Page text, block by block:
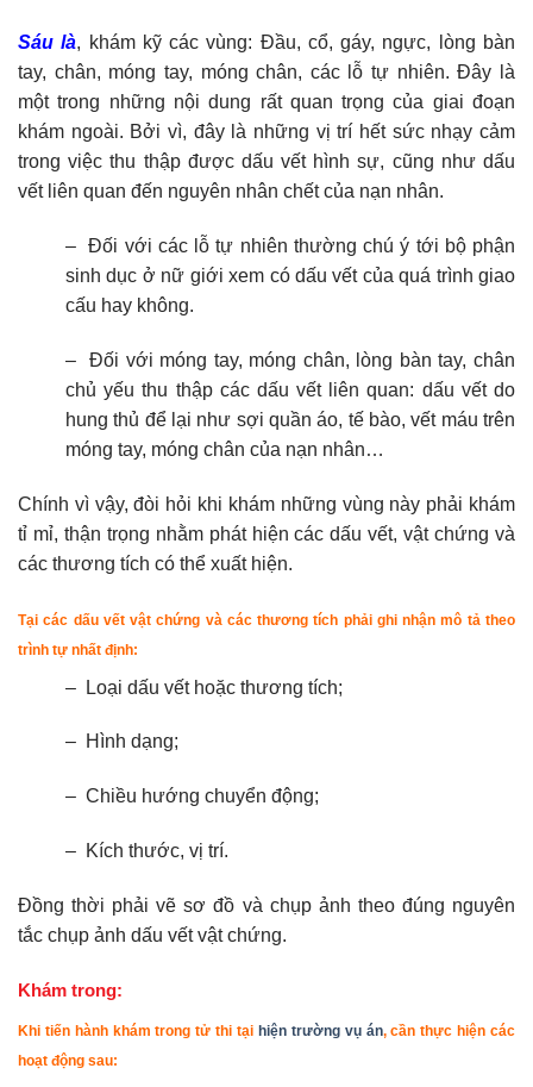
Sáu là, khám kỹ các vùng: Đầu, cổ, gáy, ngực, lòng bàn
tay, chân, móng tay, móng chân, các lỗ tự nhiên. Đây là
một trong những nội dung rất quan trọng của giai đoạn
khám ngoài. Bởi vì, đây là những vị trí hết sức nhạy cảm
trong việc thu thập được dấu vết hình sự, cũng như dấu
vết liên quan đến nguyên nhân chết của nạn nhân.
– Đối với các lỗ tự nhiên thường chú ý tới bộ phận
sinh dục ở nữ giới xem có dấu vết của quá trình giao
cấu hay không.
– Đối với móng tay, móng chân, lòng bàn tay, chân
chủ yếu thu thập các dấu vết liên quan: dấu vết do
hung thủ để lại như sợi quần áo, tế bào, vết máu trên
móng tay, móng chân của nạn nhân…
Chính vì vậy, đòi hỏi khi khám những vùng này phải khám
tỉ mỉ, thận trọng nhằm phát hiện các dấu vết, vật chứng và
các thương tích có thể xuất hiện.
Tại các dấu vết vật chứng và các thương tích phải ghi nhận mô tả theo
trình tự nhất định:
– Loại dấu vết hoặc thương tích;
– Hình dạng;
– Chiều hướng chuyển động;
– Kích thước, vị trí.
Đồng thời phải vẽ sơ đồ và chụp ảnh theo đúng nguyên
tắc chụp ảnh dấu vết vật chứng.
Khám trong:
Khi tiến hành khám trong tử thi tại hiện trường vụ án, cần thực hiện các
hoạt động sau: